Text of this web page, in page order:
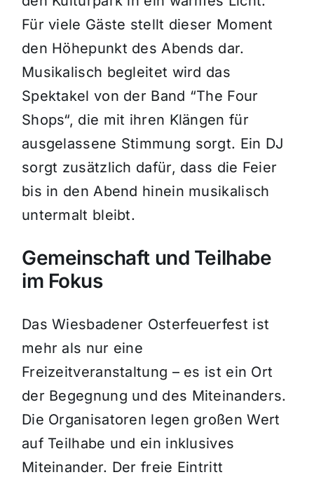
Für viele Gäste stellt dieser Moment
den Höhepunkt des Abends dar.
Musikalisch begleitet wird das
Spektakel von der Band “The Four
Shops“, die mit ihren Klängen für
ausgelassene Stimmung sorgt. Ein DJ
sorgt zusätzlich dafür, dass die Feier
bis in den Abend hinein musikalisch
untermalt bleibt.
Gemeinschaft und Teilhabe
im Fokus
Das Wiesbadener Osterfeuerfest ist
mehr als nur eine
Freizeitveranstaltung – es ist ein Ort
der Begegnung und des Miteinanders.
Die Organisatoren legen großen Wert
auf Teilhabe und ein inklusives
Miteinander. Der freie Eintritt